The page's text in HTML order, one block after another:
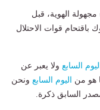
الهوية، قبل
قوات الاحتلال
السابع ولا يعبر عن
هو من اليوم السابع ونحن
السابق ذكرة.